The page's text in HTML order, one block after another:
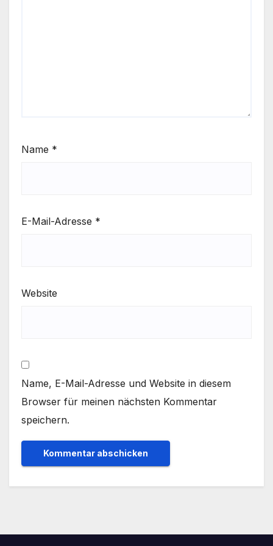
Name *
E-Mail-Adresse *
Website
Name, E-Mail-Adresse und Website in diesem
Browser für meinen nächsten Kommentar
speichern.